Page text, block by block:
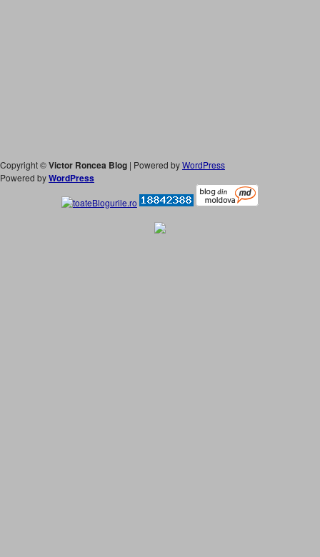
Copyright ©Victor Roncea Blog | Powered byWordPress
Powered byWordPress